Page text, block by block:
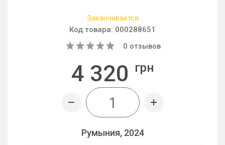
Заканчивается
Код товара: 000288651
0 отзывов
4 320 грн
Румыния, 2024